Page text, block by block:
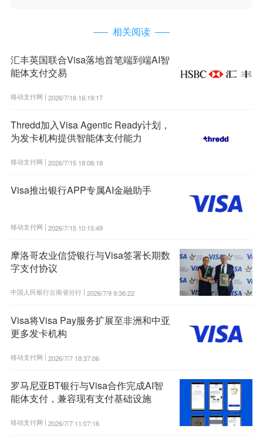
相关阅读
汇丰英国联合Visa落地首笔端到端AI智
能体支付交易
移动支付网 | 2026/7/16 16:19:17
Thredd加入Visa Agentic Ready计划，
为发卡机构提供智能体支付能力
移动支付网 | 2026/7/15 18:08:18
Visa推出银行APP专属AI金融助手
移动支付网 | 2026/7/15 10:15:49
摩洛哥农业信贷银行与Visa签署长期数
字支付协议
中国人民银行云南省分行 | 2026/7/9 9:36:22
Visa将Visa Pay服务扩展至非洲和中亚
更多发卡机构
移动支付网 | 2026/7/7 18:37:06
罗马尼亚BT银行与Visa合作完成AI智
能体支付，兼容现有支付基础设施
移动支付网 | 2026/7/7 11:07:16